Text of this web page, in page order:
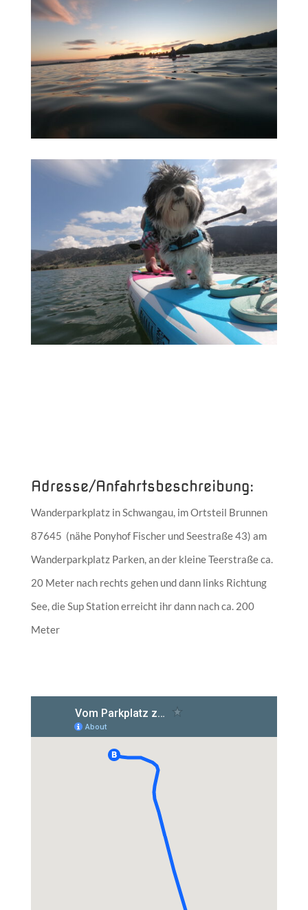
Adresse/Anfahrtsbeschreibung:
Wanderparkplatz in Schwangau, im Ortsteil Brunnen
87645 (nähe Ponyhof Fischer und Seestraße 43) am
Wanderparkplatz Parken, an der kleine Teerstraße ca.
20 Meter nach rechts gehen und dann links Richtung
See, die Sup Station erreicht ihr dann nach ca. 200
Meter